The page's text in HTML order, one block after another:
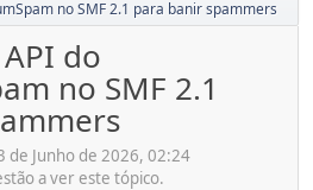
no SMF 2.1 para banir spammers
do
no SMF 2.1
de Junho de 2026, 02:24
a ver este tópico.